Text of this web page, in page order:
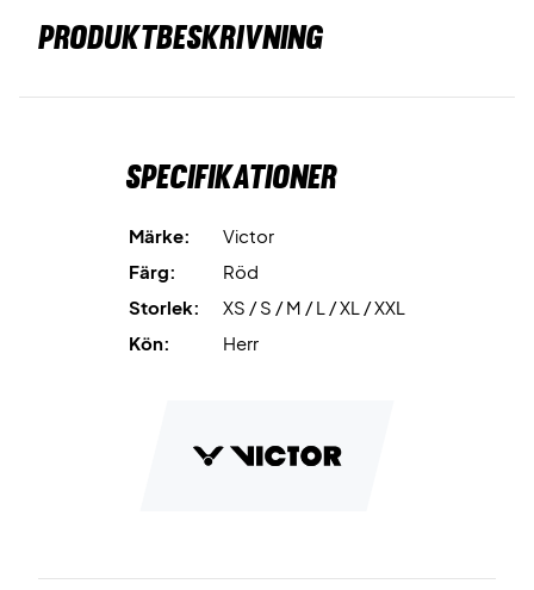
PRODUKTBESKRIVNING
Specifikationer
Märke:
Victor
Färg:
Röd
Storlek:
XS / S / M / L / XL / XXL
Kön:
Herr